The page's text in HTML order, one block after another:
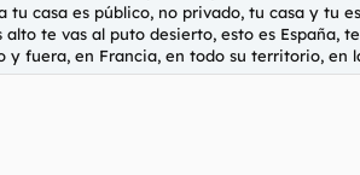
tu casa es público, no privado, tu casa y tu
te vas al puto desierto, esto es España,
y fuera, en Francia, en todo su territorio,